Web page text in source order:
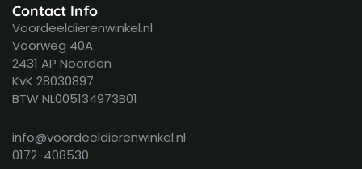
Contact Info
Voordeeldierenwinkel.nl
Voorweg 40A
2431 AP Noorden
KvK 28030897
BTW NL005134973B01
info@voordeeldierenwinkel.nl
0172-408530